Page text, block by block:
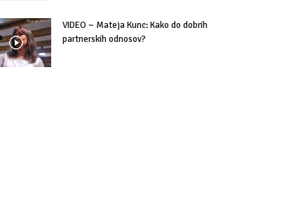
VIDEO ~ Mateja Kunc: Kako do dobrih
partnerskih odnosov?